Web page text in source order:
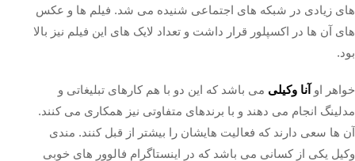
های زیادی در شبکه‌ های اجتماعی شنیده می‌ شد. فیلم‌ ها و عکس‌
های آن ها در اکسپلور قرار داشت و تعداد لایک های این فیلم نیز بالا
بود.
خواهر او آنا وکیلی می باشد که این دو با هم کارهای تبلیغاتی و
مدلینگ انجام می‌ دهند و با برندهای متفاوتی نیز همکاری می‌ کنند.
آن ها سعی دارند که فعالیت هایشان را بیشتر از قبل کنند. مندی
وکیل یکی از کسانی می باشد که در اینستاگرام فالوور های خوبی